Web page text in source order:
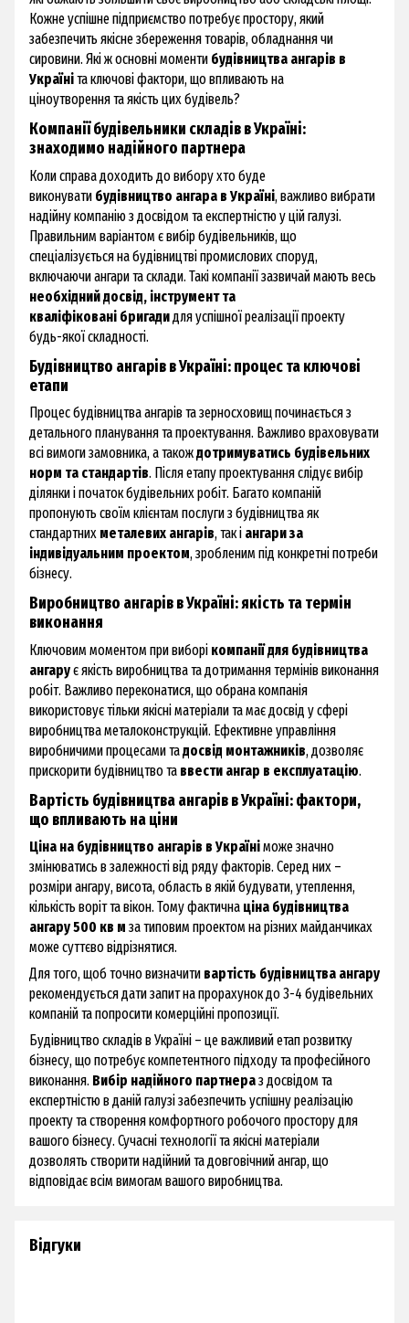
Кожне успішне підприємство потребує простору, який
забезпечить якісне збереження товарів, обладнання чи
сировини. Які ж основні моменти будівництва ангарів в
Україніта ключові фактори, що впливають на
ціноутворення та якість цих будівель?
Компанії будівельники складів в Україні:
знаходимо надійного партнера
Коли справа доходить до вибору хто буде
виконувати будівництво ангара в Україні, важливо вибрати
надійну компанію з досвідом та експертністю у цій галузі.
Правильним варіантом є вибір будівельників, що
спеціалізується на будівництві промислових споруд,
включаючи ангари та склади. Такі компанії зазвичай мають весь
необхідний досвід, інструмент та
кваліфіковані бригадидля успішної реалізації проекту
будь-якої складності.
Будівництво ангарів в Україні: процес та ключові
етапи
Процес будівництва ангарів та зерносховищ починається з
детального планування та проектування. Важливо враховувати
всі вимоги замовника, а такождотримуватись будівельних
норм та стандартів. Після етапу проектування слідує вибір
ділянки і початок будівельних робіт. Багато компаній
пропонують своїм клієнтам послуги з будівництва як
стандартних металевих ангарів, так і ангари за
індивідуальним проектом, зробленим під конкретні потреби
бізнесу.
Виробництво ангарів в Україні: якість та термін
виконання
Ключовим моментом при виборі компанії для будівництва
ангарує якість виробництва та дотримання термінів виконання
робіт. Важливо переконатися, що обрана компанія
використовує тільки якісні матеріали та має досвід у сфері
виробництва металоконструкцій. Ефективне управління
виробничими процесами тадосвід монтажників, дозволяє
прискорити будівництво та ввести ангар в експлуатацію.
Вартість будівництва ангарів в Україні: фактори,
що впливають на ціни
Ціна на будівництво ангарів в Україніможе значно
змінюватись в залежності від ряду факторів. Серед них –
розміри ангару, висота, область в якій будувати, утеплення,
кількість воріт та вікон. Тому фактична ціна будівництва
ангару 500 кв м за типовим проектом на різних майданчиках
може суттєво відрізнятися.
Для того, щоб точно визначити вартість будівництва ангару
рекомендується дати запит на прорахунок до 3-4 будівельних
компаній та попросити комерційні пропозиції.
Будівництво складів в Україні – це важливий етап розвитку
бізнесу, що потребує компетентного підходу та професійного
виконання. Вибір надійного партнераз досвідом та
експертністю в даній галузі забезпечить успішну реалізацію
проекту та створення комфортного робочого простору для
вашого бізнесу. Сучасні технології та якісні матеріали
дозволять створити надійний та довговічний ангар, що
відповідає всім вимогам вашого виробництва.
Відгуки